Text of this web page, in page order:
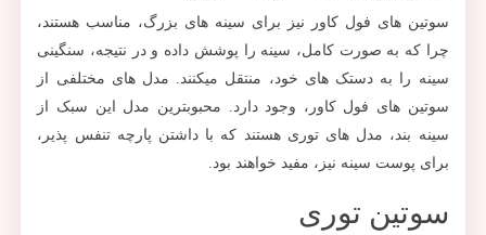
سوتین های فول کاور نیز برای سینه های بزرگ، مناسب هستند،
چرا که به صورت کامل، سینه را پوشش داده و در نتیجه، سنگینی
سینه را به دستک های خود، منتقل میکنند. مدل های مختلفی از
سوتین های فول کاور، وجود دارد. محبوبترین مدل این سبک از
سینه بند، مدل های توری هستند که با داشتن پارچه تنفس پذیر،
برای پوست سینه نیز، مفید خواهند بود.
سوتین توری